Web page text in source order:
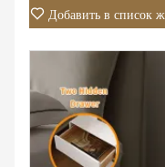
Добавить в список